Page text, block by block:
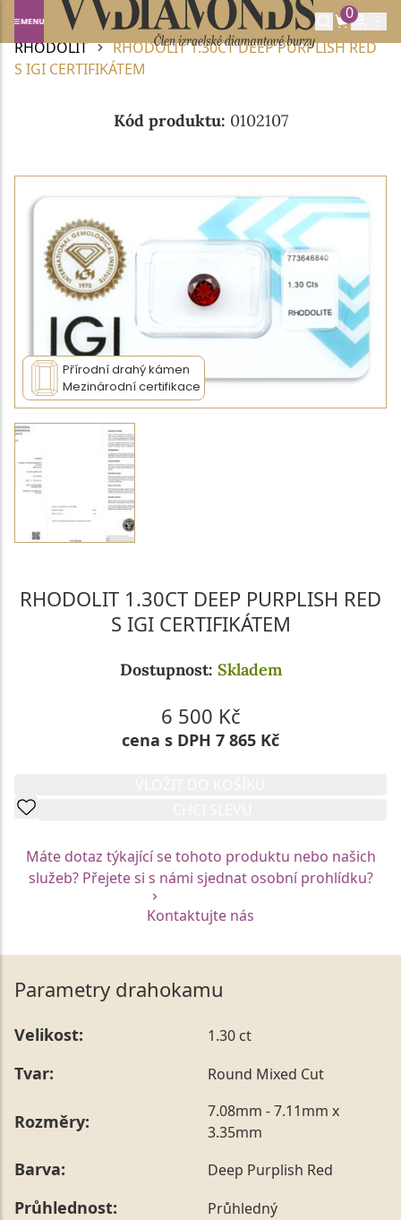
0
Domů
DRAHOKAMY A POLODRAHOKAMY
RHODOLIT
RHODOLIT 1.30CT DEEP PURPLISH RED
S IGI CERTIFIKÁTEM
Kód produktu: 0102107
Přírodní drahý kámen
Mezinárodní certifikace
RHODOLIT 1.30CT DEEP PURPLISH RED
S IGI CERTIFIKÁTEM
Dostupnost: Skladem
6 500 Kč
cena s DPH 7 865 Kč
Máte dotaz týkající se tohoto produktu nebo našich
služeb? Přejete si s námi sjednat osobní prohlídku?
Kontaktujte nás
Parametry drahokamu
Velikost: 1.30 ct
Tvar: Round Mixed Cut
Rozměry:
7.08mm - 7.11mm x
3.35mm
Barva: Deep Purplish Red
Průhlednost: Průhledný